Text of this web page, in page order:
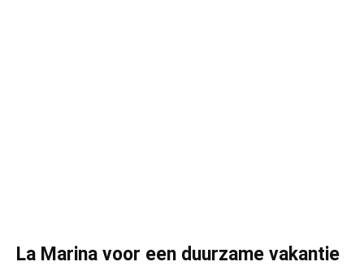
La Marina voor een duurzame vakantie